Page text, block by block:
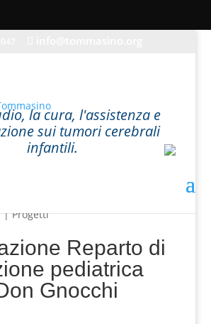
risposta agli ordini, inviare una
o chiamare lo 055 695047
la cura, l'assistenza e
sui tumori cerebrali
infantili.
|Progetti
Reparto di
pediatrica
Gnocchi